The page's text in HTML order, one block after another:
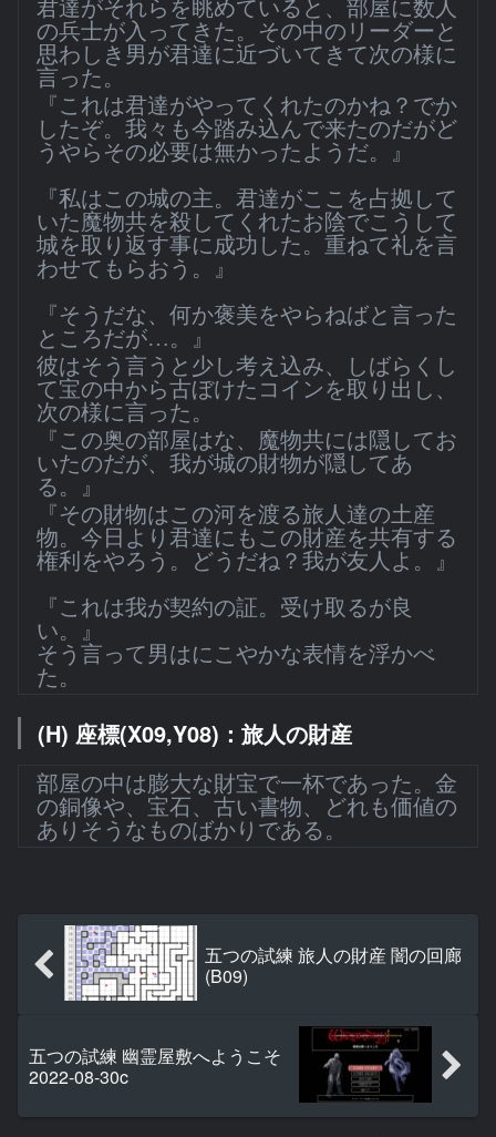
君達がそれらを眺めていると、部屋に数人
の兵士が入ってきた。その中のリーダーと
思わしき男が君達に近づいてきて次の様に
言った。
『これは君達がやってくれたのかね？でか
したぞ。我々も今踏み込んで来たのだがど
うやらその必要は無かったようだ。』
『私はこの城の主。君達がここを占拠して
いた魔物共を殺してくれたお陰でこうして
城を取り返す事に成功した。重ねて礼を言
わせてもらおう。』
『そうだな、何か褒美をやらねばと言った
ところだが…。』
彼はそう言うと少し考え込み、しばらくし
て宝の中から古ぼけたコインを取り出し、
次の様に言った。
『この奥の部屋はな、魔物共には隠してお
いたのだが、我が城の財物が隠してあ
る。』
『その財物はこの河を渡る旅人達の土産
物。今日より君達にもこの財産を共有する
権利をやろう。どうだね？我が友人よ。』
『これは我が契約の証。受け取るが良
い。』
そう言って男はにこやかな表情を浮かべ
た。
(H) 座標(X09,Y08)：旅人の財産
部屋の中は膨大な財宝で一杯であった。金
の銅像や、宝石、古い書物、どれも価値の
ありそうなものばかりである。
五つの試練 旅人の財産 闇の回廊
(B09)
五つの試練 幽霊屋敷へようこそ
2022-08-30c